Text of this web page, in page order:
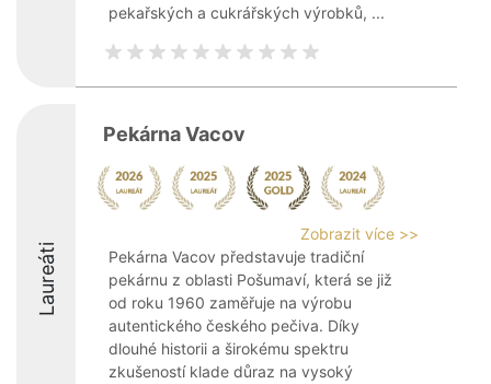
pekařských a cukrářských výrobků, ...
Laureáti
Pekárna Vacov
Zobrazit více >>
Pekárna Vacov představuje tradiční
pekárnu z oblasti Pošumaví, která se již
od roku 1960 zaměřuje na výrobu
autentického českého pečiva. Díky
dlouhé historii a širokému spektru
zkušeností klade důraz na vysoký